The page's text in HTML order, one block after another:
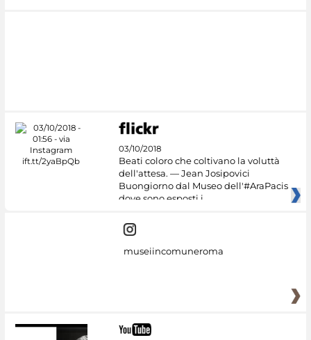
03/10/2018
Beati coloro che coltivano la voluttà
dell'attesa. — Jean Josipovici
Buongiorno dal Museo dell'#AraPacis
dove sono esposti i
museiincomuneroma